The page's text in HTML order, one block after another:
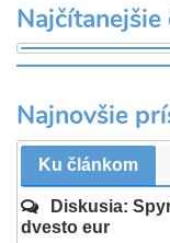
Najčítanejšie
Najnovšie
Ku článkom
Diskusia:
dvesto eur